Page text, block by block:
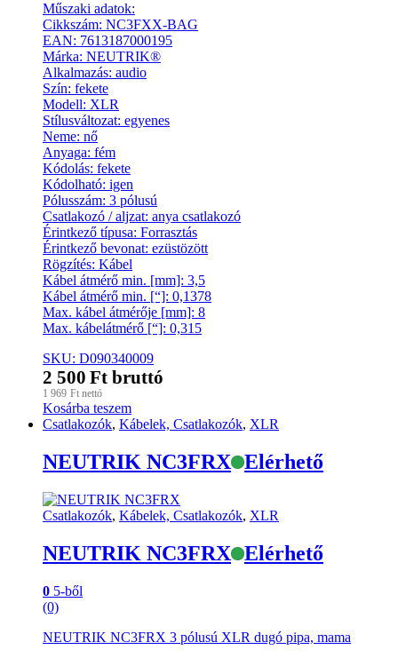
Műszaki adatok:
Cikkszám: NC3FXX-BAG
EAN: 7613187000195
Márka: NEUTRIK®
Alkalmazás: audio
Szín: fekete
Modell: XLR
Stílusváltozat: egyenes
Neme: nő
Anyaga: fém
Kódolás: fekete
Kódolható: igen
Pólusszám: 3 pólusú
Csatlakozó / aljzat: anya csatlakozó
Érintkező típusa: Forrasztás
Érintkező bevonat: ezüstözött
Rögzítés: Kábel
Kábel átmérő min. [mm]: 3,5
Kábel átmérő min. [“]: 0,1378
Max. kábel átmérője [mm]: 8
Max. kábelátmérő [“]: 0,315
SKU: D090340009
2 500 Ft bruttó
1 969 Ft nettó
Kosárba teszem
Csatlakozók, Kábelek, Csatlakozók, XLR
NEUTRIK NC3FRX Elérhető
Csatlakozók, Kábelek, Csatlakozók, XLR
NEUTRIK NC3FRX Elérhető
0 5-ből
(0)
NEUTRIK NC3FRX 3 pólusú XLR dugó pipa, mama